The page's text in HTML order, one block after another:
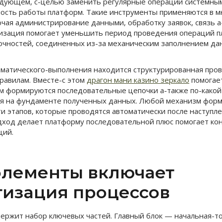
работы платформ. Такие инструменты применяются в
администрирование данными, обработку заявок, связь
помогает уменьшить период проведения операций
соединенных из-за механическим заполнением
выполнения находится структурированная
Вместе-с этом драгон мани казино зеркало
формируются последовательные цепочки а-также по-
на фундаменте полученных данных. Любой механизм
этапов, которые проводятся автоматически после
делает платформу последовательной плюс помогает
включает
процессов
набор ключевых частей. Главный блок — начальная-